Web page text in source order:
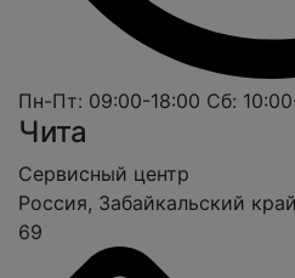
Пн-Пт: 09:00-18:00 Сб:
Чита
Cервисный центр
Россия, Забайкальский
69